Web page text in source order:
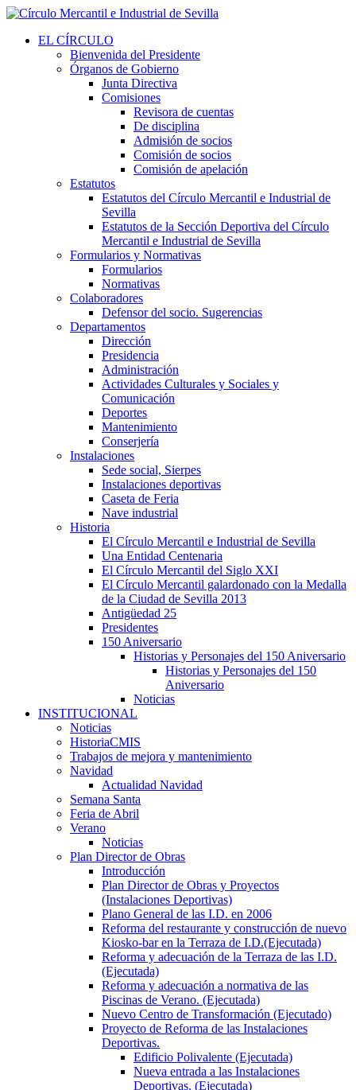
EL CÍRCULO
Bienvenida del Presidente
Órganos de Gobierno
Junta Directiva
Comisiones
Revisora de cuentas
De disciplina
Admisión de socios
Comisión de socios
Comisión de apelación
Estatutos
Estatutos del Círculo Mercantil e Industrial de
Sevilla
Estatutos de la Sección Deportiva del Círculo
Mercantil e Industrial de Sevilla
Formularios y Normativas
Formularios
Normativas
Colaboradores
Defensor del socio. Sugerencias
Departamentos
Dirección
Presidencia
Administración
Actividades Culturales y Sociales y
Comunicación
Deportes
Mantenimiento
Conserjería
Instalaciones
Sede social, Sierpes
Instalaciones deportivas
Caseta de Feria
Nave industrial
Historia
El Círculo Mercantil e Industrial de Sevilla
Una Entidad Centenaria
El Círculo Mercantil del Siglo XXI
El Círculo Mercantil galardonado con la Medalla
de la Ciudad de Sevilla 2013
Antigüedad 25
Presidentes
150 Aniversario
Historias y Personajes del 150 Aniversario
Historias y Personajes del 150
Aniversario
Noticias
INSTITUCIONAL
Noticias
HistoriaCMIS
Trabajos de mejora y mantenimiento
Navidad
Actualidad Navidad
Semana Santa
Feria de Abril
Verano
Noticias
Plan Director de Obras
Introducción
Plan Director de Obras y Proyectos
(Instalaciones Deportivas)
Plano General de las I.D. en 2006
Reforma del restaurante y construcción de nuevo
Kiosko-bar en la Terraza de I.D.(Ejecutada)
Reforma y adecuación de la Terraza de las I.D.
(Ejecutada)
Reforma y adecuación a normativa de las
Piscinas de Verano. (Ejecutada)
Nuevo Centro de Transformación (Ejecutado)
Proyecto de Reforma de las Instalaciones
Deportivas.
Edificio Polivalente (Ejecutada)
Nueva entrada a las Instalaciones
Deportivas. (Ejecutada)